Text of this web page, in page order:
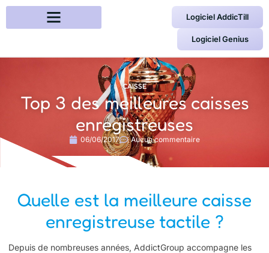
Logiciel AddicTill
Logiciel Genius
CAISSE
Top 3 des meilleures caisses
enregistreuses
06/06/2017 Aucun commentaire
Quelle est la meilleure caisse
enregistreuse tactile ?
Depuis de nombreuses années, AddictGroup accompagne les